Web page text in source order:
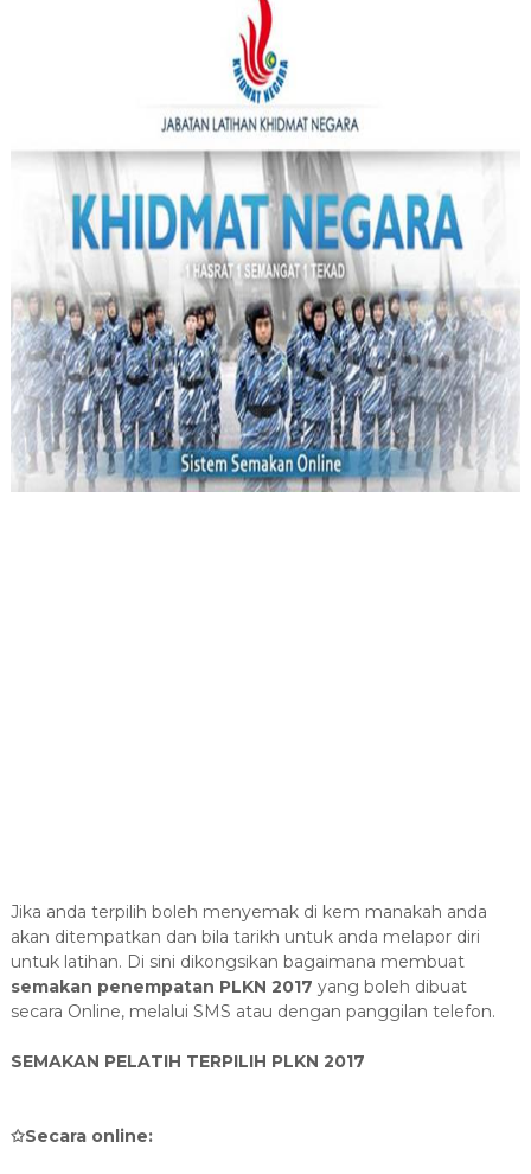
Jika anda terpilih boleh menyemak di kem manakah anda
akan ditempatkan dan bila tarikh untuk anda melapor diri
untuk latihan. Di sini dikongsikan bagaimana membuat
semakan penempatan PLKN 2017 yang boleh dibuat
secara Online, melalui SMS atau dengan panggilan telefon.
SEMAKAN PELATIH TERPILIH PLKN 2017
✩Secara online: